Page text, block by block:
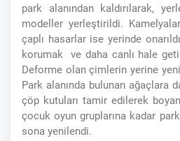
park alanından kaldırılarak,
modeller yerleştirildi.
çaplı hasarlar ise yerinde
korumak ve daha canlı hale
Deforme olan çimlerin yerine
Park alanında bulunan ağaçlara
çöp kutuları tamir edilerek
çocuk oyun gruplarına kadar
sona yenilendi.